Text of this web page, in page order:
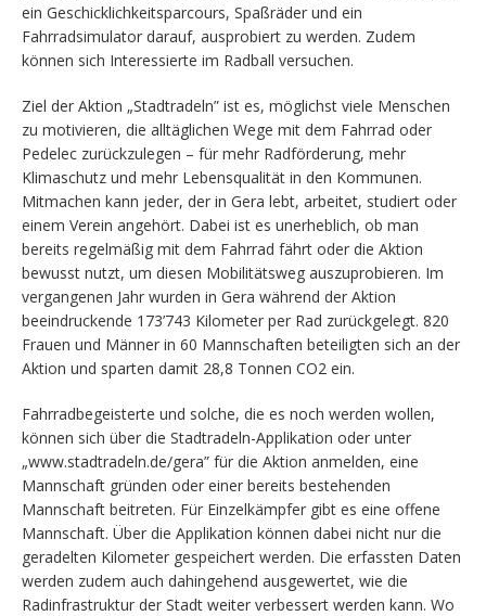
ein Geschicklichkeitsparcours, Spaßräder und ein
Fahrradsimulator darauf, ausprobiert zu werden. Zudem
können sich Interessierte im Radball versuchen.
Ziel der Aktion „Stadtradeln” ist es, möglichst viele Menschen
zu motivieren, die alltäglichen Wege mit dem Fahrrad oder
Pedelec zurückzulegen – für mehr Radförderung, mehr
Klimaschutz und mehr Lebensqualität in den Kommunen.
Mitmachen kann jeder, der in Gera lebt, arbeitet, studiert oder
einem Verein angehört. Dabei ist es unerheblich, ob man
bereits regelmäßig mit dem Fahrrad fährt oder die Aktion
bewusst nutzt, um diesen Mobilitätsweg auszuprobieren. Im
vergangenen Jahr wurden in Gera während der Aktion
beeindruckende 173’743 Kilometer per Rad zurückgelegt. 820
Frauen und Männer in 60 Mannschaften beteiligten sich an der
Aktion und sparten damit 28,8 Tonnen CO2 ein.
Fahrradbegeisterte und solche, die es noch werden wollen,
können sich über die Stadtradeln-Applikation oder unter
„www.stadtradeln.de/gera” für die Aktion anmelden, eine
Mannschaft gründen oder einer bereits bestehenden
Mannschaft beitreten. Für Einzelkämpfer gibt es eine offene
Mannschaft. Über die Applikation können dabei nicht nur die
geradelten Kilometer gespeichert werden. Die erfassten Daten
werden zudem auch dahingehend ausgewertet, wie die
Radinfrastruktur der Stadt weiter verbessert werden kann. Wo